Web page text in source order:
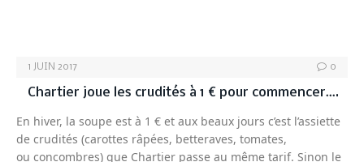
1 JUIN 2017 0
Chartier joue les crudités à 1 € pour commencer….
En hiver, la soupe est à 1 € et aux beaux jours c’est l’assiette
de crudités (carottes râpées, betteraves, tomates,
ou concombres) que Chartier passe au même tarif. Sinon le